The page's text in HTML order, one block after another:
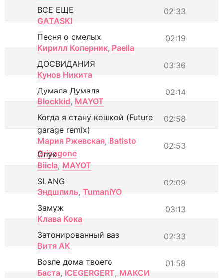
02:33
ВСЕ ЕЩЕ
GATASKI
02:19
Песня о смелых
Кирилл Коперник, Paella
03:36
ДОСВИДАНИЯ
Кунов Никита
02:14
Думала Думала
Blockkid, MAYOT
02:58
Когда я стану кошкой (Future
garage remix)
Мария Ржевская, Batisto
Grisagone
02:53
Слух
Biicla, MAYOT
02:09
SLANG
Эндшпиль, TumaniYO
03:13
Замуж
Клава Кока
02:33
Затонированный ваз
Витя АК
01:58
Возле дома твоего
Баста, ICEGERGERT, МАКСИ